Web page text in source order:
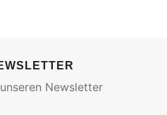
Newsletter